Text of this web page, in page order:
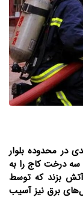
در محدوده بلوار
سه درخت کاج را به
بزند که توسط
برق نیز آسیب